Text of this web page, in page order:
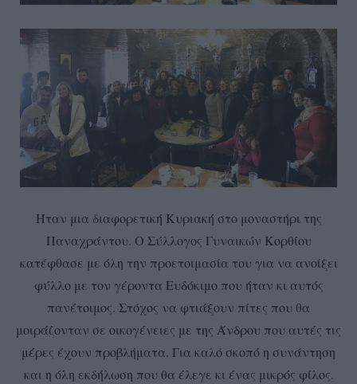
Ήταν μια διαφορετική Κυριακή στο μοναστήρι της
Παναχράντου. Ο Σύλλογος Γυναικών Κορθίου
κατέφθασε με όλη την προετοιμασία του για να ανοίξει
φύλλο με τον γέροντα Ευδόκιμο που ήταν κι αυτός
πανέτοιμος. Στόχος να φτιάξουν πίτες που θα
μοιράζονταν σε οικογένειες με της Άνδρου που αυτές τις
μέρες έχουν προβλήματα. Για καλό σκοπό η συνάντηση
και η όλη εκδήλωση που θα έλεγε κι ένας μικρός φίλος.